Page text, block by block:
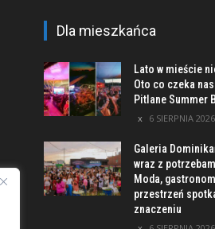
Dla mieszkańca
Lato w mieście
Oto co czeka
Pitlane Summer
6 SIERPNIA 2026
Galeria
wraz z
Moda,
przestrzeń
znaczeniu